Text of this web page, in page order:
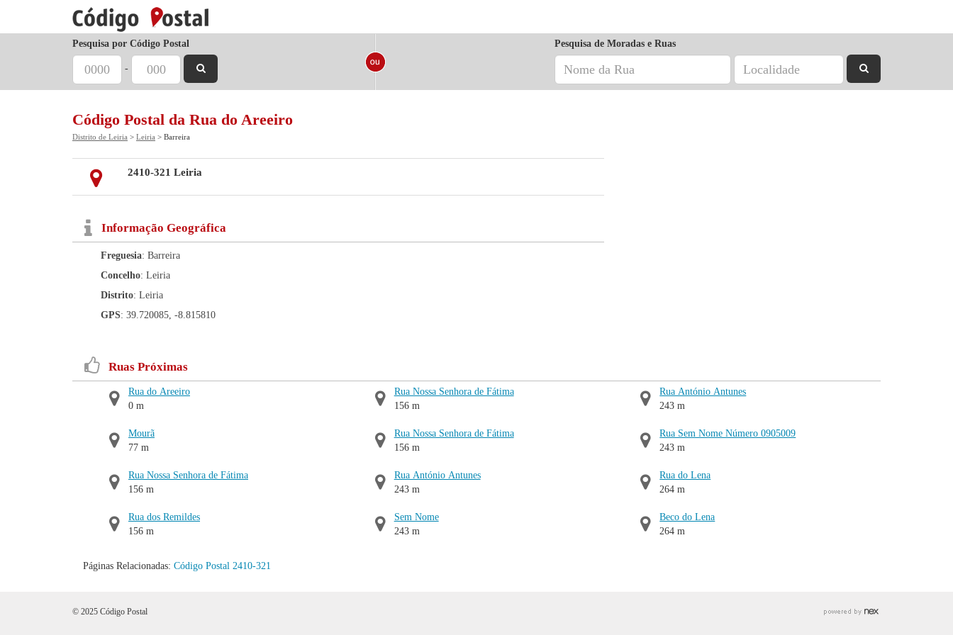
Pesquisa por Código Postal
-
Pesquisa de Moradas e Ruas
Código Postal da Rua do Areeiro
Distrito de Leiria > Leiria > Barreira
2410-321 Leiria
Informação Geográfica
Freguesia: Barreira
Concelho: Leiria
Distrito: Leiria
GPS: 39.720085, -8.815810
Ruas Próximas
Rua do Areeiro
0 m
Mourã
77 m
Rua Nossa Senhora de Fátima
156 m
Rua dos Remildes
156 m
Rua Nossa Senhora de Fátima
156 m
Rua Nossa Senhora de Fátima
156 m
Rua António Antunes
243 m
Sem Nome
243 m
Rua António Antunes
243 m
Rua Sem Nome Número 0905009
243 m
Rua do Lena
264 m
Beco do Lena
264 m
Páginas Relacionadas: Código Postal 2410-321
© 2025 Código Postal